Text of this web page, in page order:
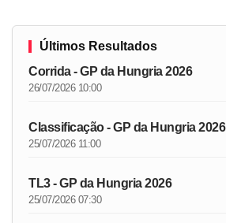
Últimos Resultados
Corrida - GP da Hungria 2026
26/07/2026 10:00
Classificação - GP da Hungria 2026
25/07/2026 11:00
TL3 - GP da Hungria 2026
25/07/2026 07:30